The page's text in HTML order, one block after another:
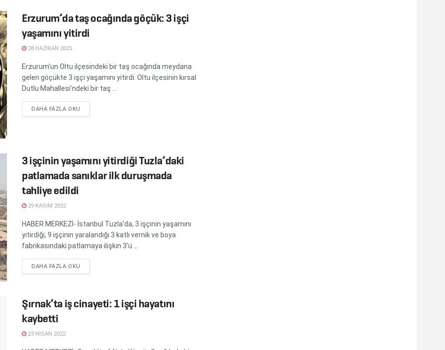
Erzurum’da taş ocağında göçük: 3 işçi
yaşamını yitirdi
28 HAZIRAN 2025
Erzurum'un Oltu ilçesindeki bir taş ocağında meydana
gelen göçükte 3 işçi yaşamını yitirdi. Oltu ilçesinin kırsal
Dutlu Mahallesi’ndeki bir taş ...
DAHA FAZLA OKU
3 işçinin yaşamını yitirdiği Tuzla’daki
patlamada sanıklar ilk duruşmada
tahliye edildi
29 KASIM 2022
HABER MERKEZİ- İstanbul Tuzla'da, 3 işçinin yaşamını
yitirdiği, 9 işçinin yaralandığı 3 katlı vernik ve boya
fabrikasındaki patlamaya ilişkin 3’ü ...
DAHA FAZLA OKU
Şırnak’ta iş cinayeti: 1 işçi hayatını
kaybetti
23 NISAN 2022